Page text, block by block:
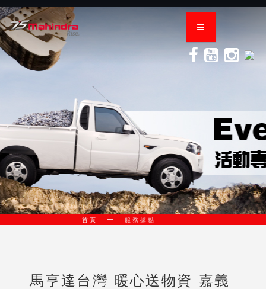
首頁 服務據點
馬亨達台灣-暖心送物資-嘉義